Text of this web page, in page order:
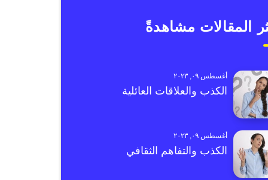
المقالات مشاهدةً
أغسطس ٠٩, ٢٠٢٣
الكذب والعلاقات العائلية
أغسطس ٠٩, ٢٠٢٣
الكذب والتفاهم الثقافي